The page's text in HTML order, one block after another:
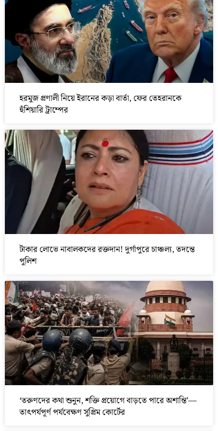
হরমুজ প্রণালী নিয়ে ইরানের কড়া বার্তা, ফের তেহরানকে
হুঁশিয়ারি ট্রাম্পের
টাকার লোভে নাবালকদের রক্তদান! দুর্গাপুরে চাঞ্চল্য, তদন্তে
পুলিশ
‘তরুণদের কথা শুনুন, শক্তি প্রয়োগে বাড়তে পারে অশান্তি’—
তাৎপর্যপূর্ণ পর্যবেক্ষণ সুপ্রিম কোর্টের